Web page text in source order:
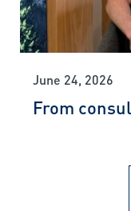
June 24, 2026
From